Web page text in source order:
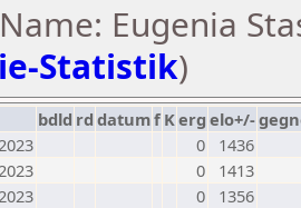
Eugenia
Statistik)
bdld rd datumf Kerg elo+/-
0
1436
0
1413
0
1356